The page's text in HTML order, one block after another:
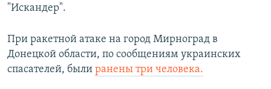
"Искандер".
При ракетной атаке на город Мирноград в
Донецкой области, по сообщениям украинских
спасателей, были ранены три человека.